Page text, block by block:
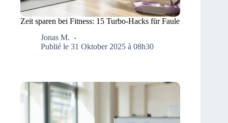
Zeit sparen bei Fitness: 15 Turbo-Hacks für Faule
Jonas M.
Publié le 31 Oktober 2025 à 08h30